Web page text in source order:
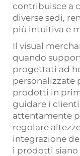
contribuisce a
diverse sedi,
più intuitiva e
Il visual
quando
progettati ad
personalizzate
prodotti in
guidare i
attentamente
regolare
integrazione
i prodotti